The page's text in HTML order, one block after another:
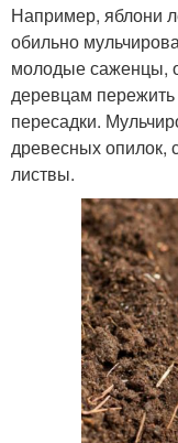
Например, яблони
обильно
молодые саженцы,
деревцам
пересадки.
древесных опилок,
листвы.